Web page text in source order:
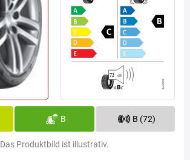
B B (72)
Das Produktbild ist illustrativ.